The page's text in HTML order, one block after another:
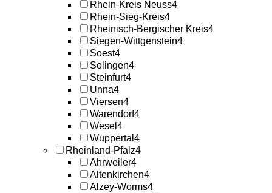
Rhein-Kreis Neuss4
Rhein-Sieg-Kreis4
Rheinisch-Bergischer Kreis4
Siegen-Wittgenstein4
Soest4
Solingen4
Steinfurt4
Unna4
Viersen4
Warendorf4
Wesel 4
Wuppertal 4
Rheinland-Pfalz4
Ahrweiler4
Altenkirchen4
Alzey-Worms4